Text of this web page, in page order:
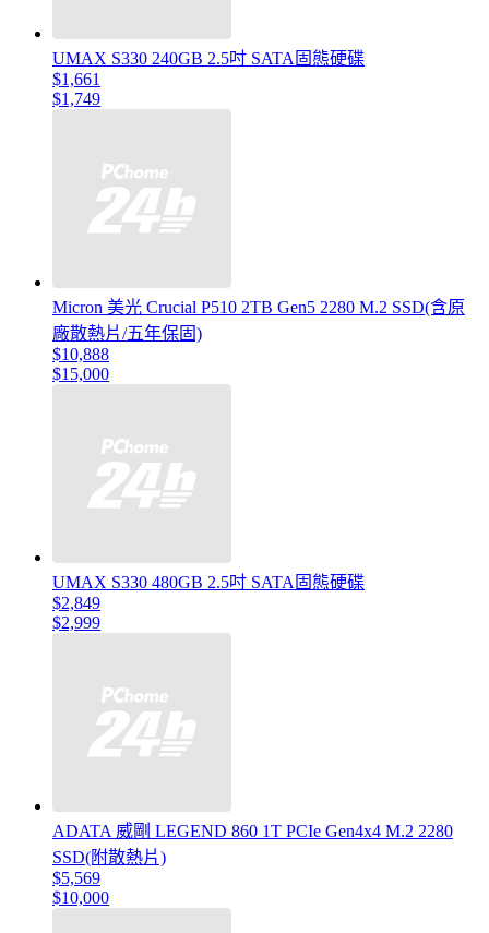
UMAX S330 240GB 2.5吋 SATA固態硬碟
$1,661
$1,749
Micron 美光 Crucial P510 2TB Gen5 2280 M.2 SSD(含原
廠散熱片/五年保固)
$10,888
$15,000
UMAX S330 480GB 2.5吋 SATA固態硬碟
$2,849
$2,999
ADATA 威剛 LEGEND 860 1T PCIe Gen4x4 M.2 2280
SSD(附散熱片)
$5,569
$10,000